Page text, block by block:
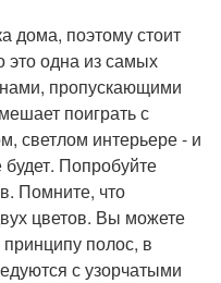
дома, поэтому стоит
это одна из самых
пропускающими
поиграть с
светлом интерьере - и
будет. Попробуйте
Помните, что
цветов. Вы можете
полос, в
с узорчатыми